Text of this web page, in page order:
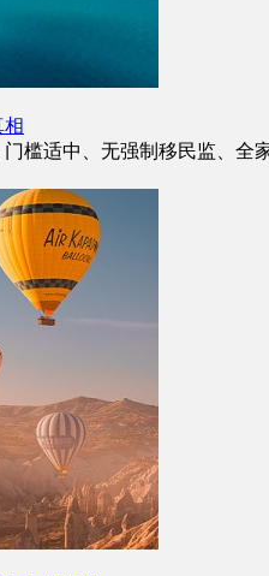
相
槛适中、无强制移民监、全